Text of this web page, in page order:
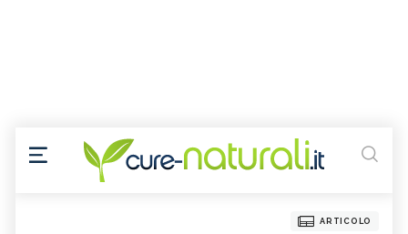
ARTICOLO